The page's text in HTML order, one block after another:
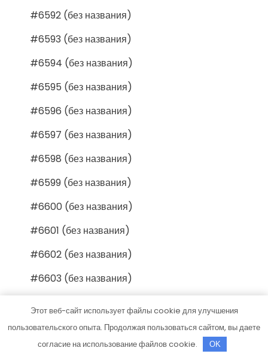
#6592 (без названия)
#6593 (без названия)
#6594 (без названия)
#6595 (без названия)
#6596 (без названия)
#6597 (без названия)
#6598 (без названия)
#6599 (без названия)
#6600 (без названия)
#6601 (без названия)
#6602 (без названия)
#6603 (без названия)
#6605 (без названия)
#6606 (без названия)
Этот веб-сайт использует файлы cookie для улучшения
пользовательского опыта. Продолжая пользоваться сайтом, вы даете
согласие на использование файлов cookie.
OK